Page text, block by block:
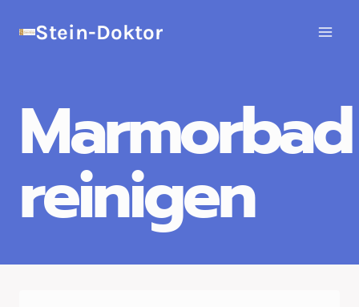
InhaltStein-Doktor
Marmorbad
reinigen